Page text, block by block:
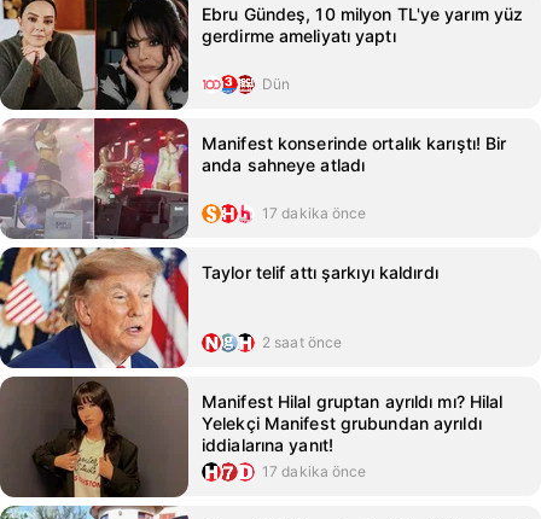
Ebru Gündeş, 10 milyon TL'ye yarım yüz
gerdirme ameliyatı yaptı
Dün
Manifest konserinde ortalık karıştı! Bir
anda sahneye atladı
17 dakika önce
Taylor telif attı şarkıyı kaldırdı
2 saat önce
Manifest Hilal gruptan ayrıldı mı? Hilal
Yelekçi Manifest grubundan ayrıldı
iddialarına yanıt!
17 dakika önce